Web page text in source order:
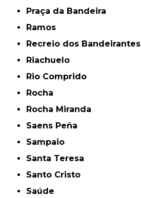
Praça da Bandeira
Ramos
Recreio dos Bandeirantes
Riachuelo
Rio Comprido
Rocha
Rocha Miranda
Saens Peña
Sampaio
Santa Teresa
Santo Cristo
Saúde